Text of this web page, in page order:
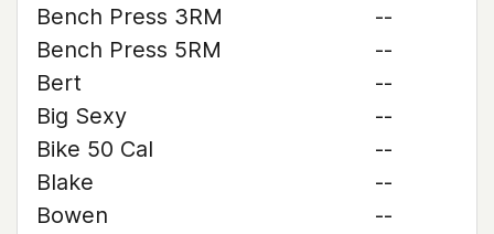
Bench Press 3RM
--
Bench Press 5RM
--
Bert
--
Big Sexy
--
Bike 50 Cal
--
Blake
--
Bowen
--